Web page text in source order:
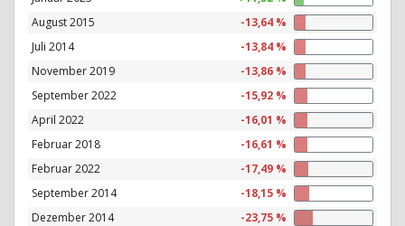
August 2015
-13,64 %
Juli 2014
-13,84 %
November 2019
-13,86 %
September 2022
-15,92 %
April 2022
-16,01 %
Februar 2018
-16,61 %
Februar 2022
-17,49 %
September 2014
-18,15 %
Dezember 2014
-23,75 %